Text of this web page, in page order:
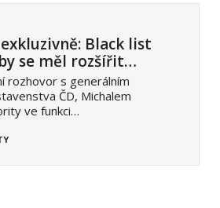
Black list
se měl rozšířit…
rozhovor s generálním
ČD, Michalem
ve funkci…